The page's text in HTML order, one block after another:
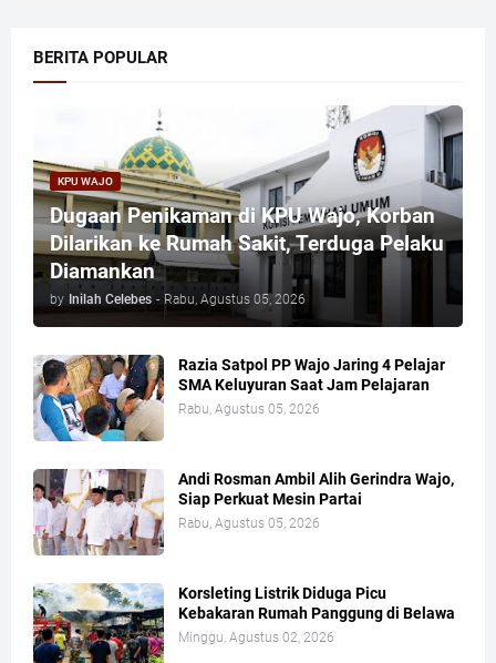
BERITA POPULAR
KPU WAJO
Dugaan Penikaman di KPU Wajo, Korban
Dilarikan ke Rumah Sakit, Terduga Pelaku
Diamankan
by Inilah Celebes - Rabu, Agustus 05, 2026
Razia Satpol PP Wajo Jaring 4 Pelajar
SMA Keluyuran Saat Jam Pelajaran
Rabu, Agustus 05, 2026
Andi Rosman Ambil Alih Gerindra Wajo,
Siap Perkuat Mesin Partai
Rabu, Agustus 05, 2026
Korsleting Listrik Diduga Picu
Kebakaran Rumah Panggung di Belawa
Minggu, Agustus 02, 2026